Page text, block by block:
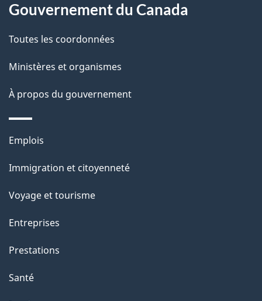
t
a
l
s
l
a
a
g
"
propos
ce
site
Gouvernement du Canada
Toutes les coordonnées
Ministères et organismes
À propos du gouvernement
Thèmes
sujets
Emplois
Immigration et citoyenneté
Voyage et tourisme
Entreprises
Prestations
Santé